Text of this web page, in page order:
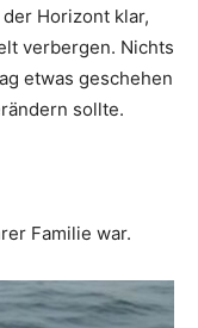
Horizont klar,
verbergen. Nichts
etwas geschehen
sollte.
Familie war.